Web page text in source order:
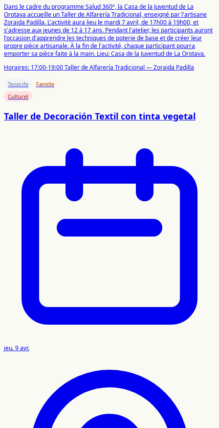
Dans le cadre du programme Salud 360º, la Casa de la Juventud de La
Orotava accueille un Taller de Alfarería Tradicional, enseigné par l'artisane
Zoraida Padilla. L'activité aura lieu le mardi 7 avril, de 17h00 à 19h00, et
s'adresse aux jeunes de 12 à 17 ans. Pendant l'atelier, les participants auront
l'occasion d'apprendre les techniques de poterie de base et de créer leur
propre pièce artisanale. À la fin de l'activité, chaque participant pourra
emporter sa pièce faite à la main. Lieu: Casa de la Juventud de La Orotava.
Horaires: 17:00-19:00 Taller de Alfarería Tradicional — Zoraida Padilla
Tenerife
Famille
Culturel
Taller de Decoración Textil con tinta vegetal
jeu. 9 avr.